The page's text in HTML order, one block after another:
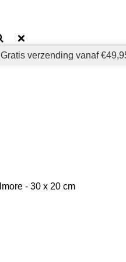
Gratis verzending vanaf